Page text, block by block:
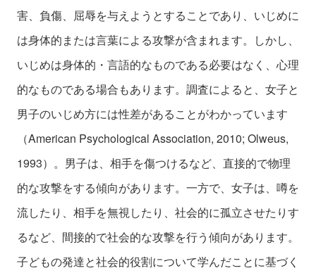
害、負傷、屈辱を与えようとすることであり、いじめに
は身体的または言葉による攻撃が含まれます。しかし、
いじめは身体的・言語的なものである必要はなく、心理
的なものである場合もあります。調査によると、女子と
男子のいじめ方には性差があることがわかっています
（American Psychological Association, 2010; Olweus,
1993）。男子は、相手を傷つけるなど、直接的で物理
的な攻撃をする傾向があります。一方で、女子は、噂を
流したり、相手を無視したり、社会的に孤立させたりす
るなど、間接的で社会的な攻撃を行う傾向があります。
子どもの発達と社会的役割について学んだことに基づく